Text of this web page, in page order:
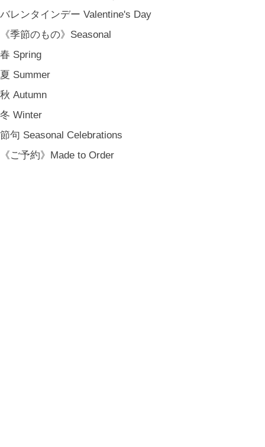
バレンタインデー Valentine's Day
《季節のもの》Seasonal
春 Spring
夏 Summer
秋 Autumn
冬 Winter
節句 Seasonal Celebrations
《ご予約》Made to Order